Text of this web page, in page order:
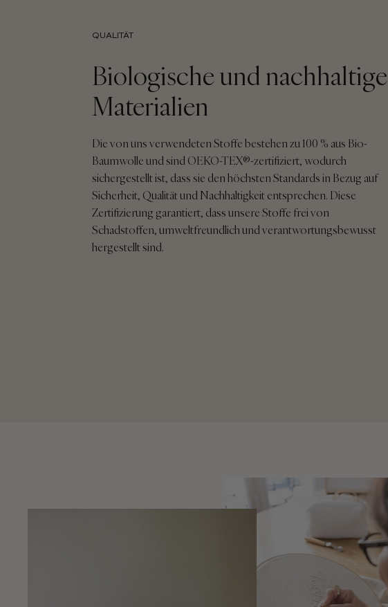
QUALITÄT
Biologische und nachhaltige
Materialien
Die von uns verwendeten Stoffe bestehen zu 100 % aus Bio-
Baumwolle und sind OEKO-TEX®-zertifiziert, wodurch
sichergestellt ist, dass sie den höchsten Standards in Bezug auf
Sicherheit, Qualität und Nachhaltigkeit entsprechen. Diese
Zertifizierung garantiert, dass unsere Stoffe frei von
Schadstoffen, umweltfreundlich und verantwortungsbewusst
hergestellt sind.